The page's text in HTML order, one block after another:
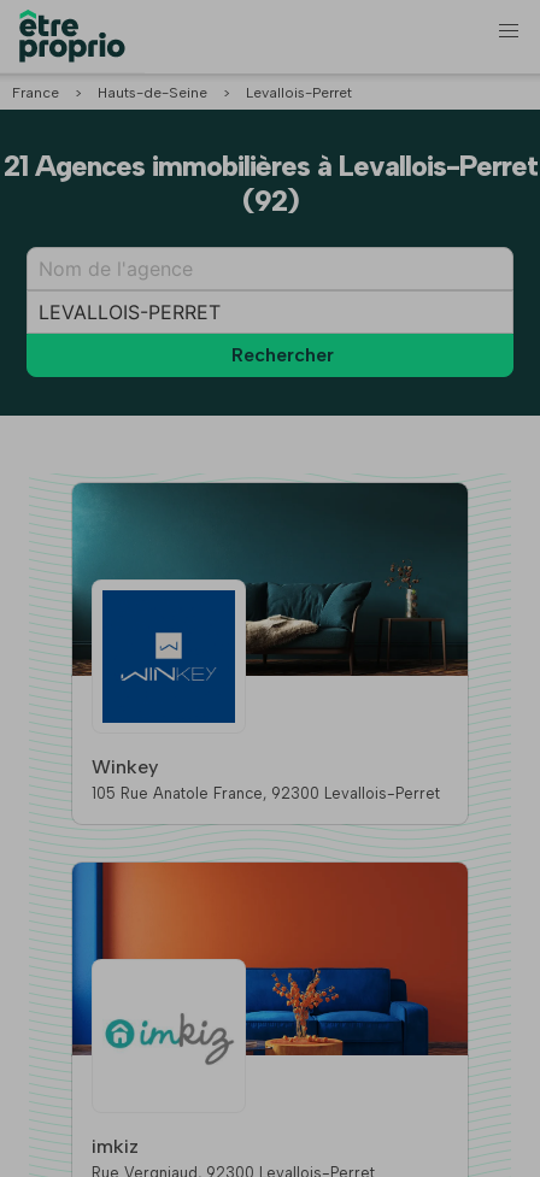
France > Hauts-de-Seine > Levallois-Perret
21 Agences immobilières à Levallois-Perret
(92)
Rechercher
Winkey
105 Rue Anatole France, 92300 Levallois-Perret
imkiz
Rue Vergniaud, 92300 Levallois-Perret